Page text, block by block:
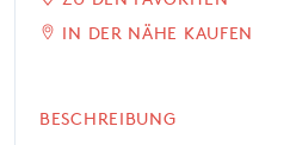
500 g
IN DER NÄHE KAUFEN
BESCHREIBUNG